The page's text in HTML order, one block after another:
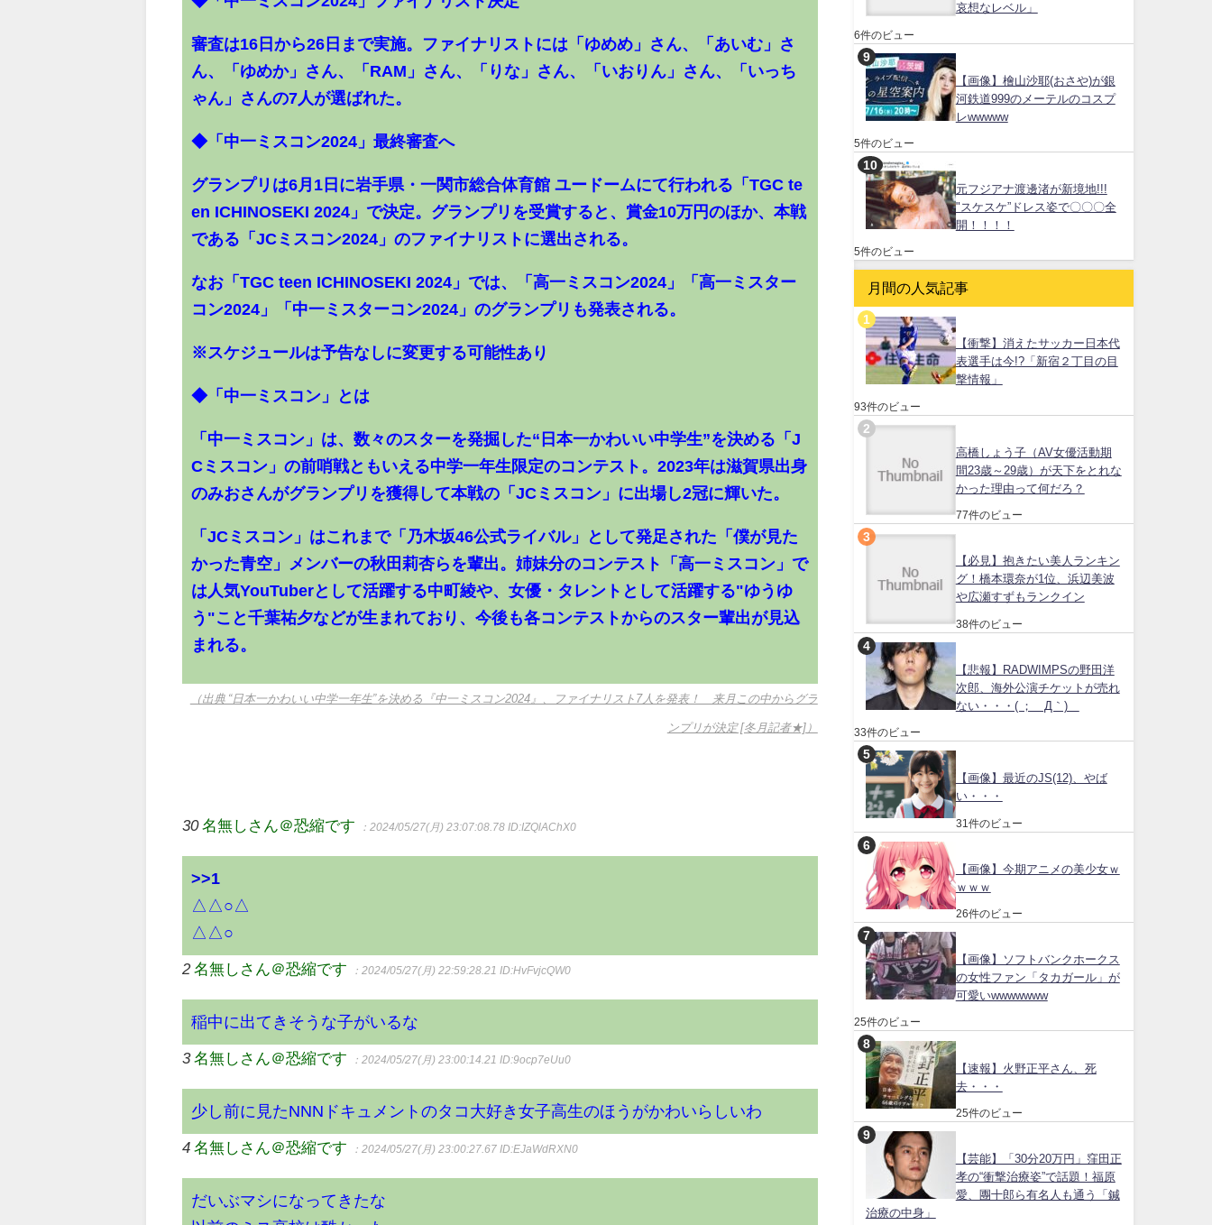
審査は16日から26日まで実施。ファイナリストには「ゆめめ」さん、「あいむ」さ
ん、「ゆめか」さん、「RAM」さん、「りな」さん、「いおりん」さん、「いっち
ゃん」さんの7人が選ばれた。
◆「中一ミスコン2024」最終審査へ
グランプリは6月1日に岩手県・一関市総合体育館 ユードームにて行われる「TGC te
en ICHINOSEKI 2024」で決定。グランプリを受賞すると、賞金10万円のほか、本戦
である「JCミスコン2024」のファイナリストに選出される。
なお「TGC teen ICHINOSEKI 2024」では、「高一ミスコン2024」「高一ミスター
コン2024」「中一ミスターコン2024」のグランプリも発表される。
※スケジュールは予告なしに変更する可能性あり
◆「中一ミスコン」とは
「中一ミスコン」は、数々のスターを発掘した“日本一かわいい中学生”を決める「J
Cミスコン」の前哨戦ともいえる中学一年生限定のコンテスト。2023年は滋賀県出身
のみおさんがグランプリを獲得して本戦の「JCミスコン」に出場し2冠に輝いた。
「JCミスコン」はこれまで「乃木坂46公式ライバル」として発足された「僕が見た
かった青空」メンバーの秋田莉杏らを輩出。姉妹分のコンテスト「高一ミスコン」で
は人気YouTuberとして活躍する中町綾や、女優・タレントとして活躍する"ゆうゆ
う"こと千葉祐夕などが生まれており、今後も各コンテストからのスター輩出が見込
まれる。
（出典 “日本一かわいい中学一年生”を決める『中一ミスコン2024』、ファイナリスト7人を発表！ 来月この中からグラ
ンプリが決定 [冬月記者★]）
30 名無しさん＠恐縮です ：2024/05/27(月) 23:07:08.78ID:IZQlAChX0
>>1
△△○△
△△○
2 名無しさん＠恐縮です ：2024/05/27(月) 22:59:28.21ID:HvFvjcQW0
稲中に出てきそうな子がいるな
3 名無しさん＠恐縮です ：2024/05/27(月) 23:00:14.21ID:9ocp7eUu0
少し前に見たNNNドキュメントのタコ大好き女子高生のほうがかわいらしいわ
4 名無しさん＠恐縮です ：2024/05/27(月) 23:00:27.67ID:EJaWdRXN0
だいぶマシになってきたな
哀想なレベル」
6件のビュー
【画像】檜山沙耶(おさや)が銀
河鉄道999のメーテルのコスプ
レwwwww
5件のビュー
元フジアナ渡邊渚が新境地!!!
"スケスケ”ドレス姿で〇〇〇全
開！！！！
5件のビュー
月間の人気記事
【衝撃】消えたサッカー日本代
表選手は今!?「新宿２丁目の目
撃情報」
93件のビュー
高橋しょう子（AV女優活動期
間23歳～29歳）が天下をとれな
かった理由って何だろ？
77件のビュー
【必見】抱きたい美人ランキン
グ！橋本環奈が1位、浜辺美波
や広瀬すずもランクイン
38件のビュー
【悲報】RADWIMPSの野田洋
次郎、海外公演チケットが売れ
ない・・・( ；´Д｀)
33件のビュー
【画像】最近のJS(12)、やば
い・・・
31件のビュー
【画像】今期アニメの美少女ｗ
ｗｗｗ
26件のビュー
【画像】ソフトバンクホークス
の女性ファン「タカガール」が
可愛いwwwwwww
25件のビュー
【速報】火野正平さん、死
去・・・
25件のビュー
【芸能】「30分20万円」窪田正
孝の“衝撃治療姿”で話題！福原
愛、團十郎ら有名人も通う「鍼
治療の中身」